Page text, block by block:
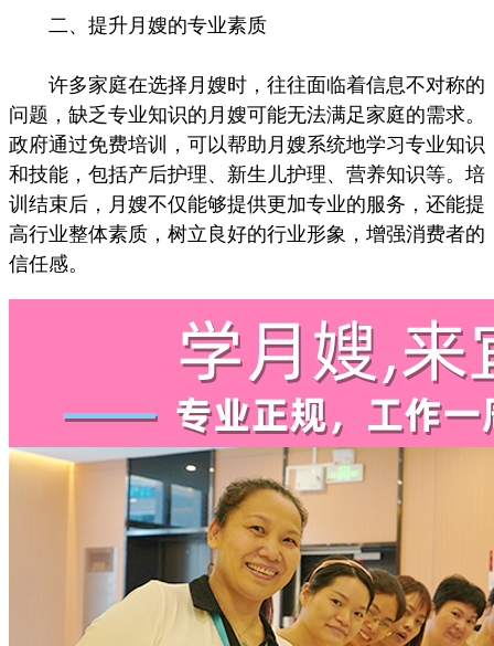
二、提升月嫂的专业素质
许多家庭在选择月嫂时，往往面临着信息不对称的
问题，缺乏专业知识的月嫂可能无法满足家庭的需求。
政府通过免费培训，可以帮助月嫂系统地学习专业知识
和技能，包括产后护理、新生儿护理、营养知识等。培
训结束后，月嫂不仅能够提供更加专业的服务，还能提
高行业整体素质，树立良好的行业形象，增强消费者的
信任感。